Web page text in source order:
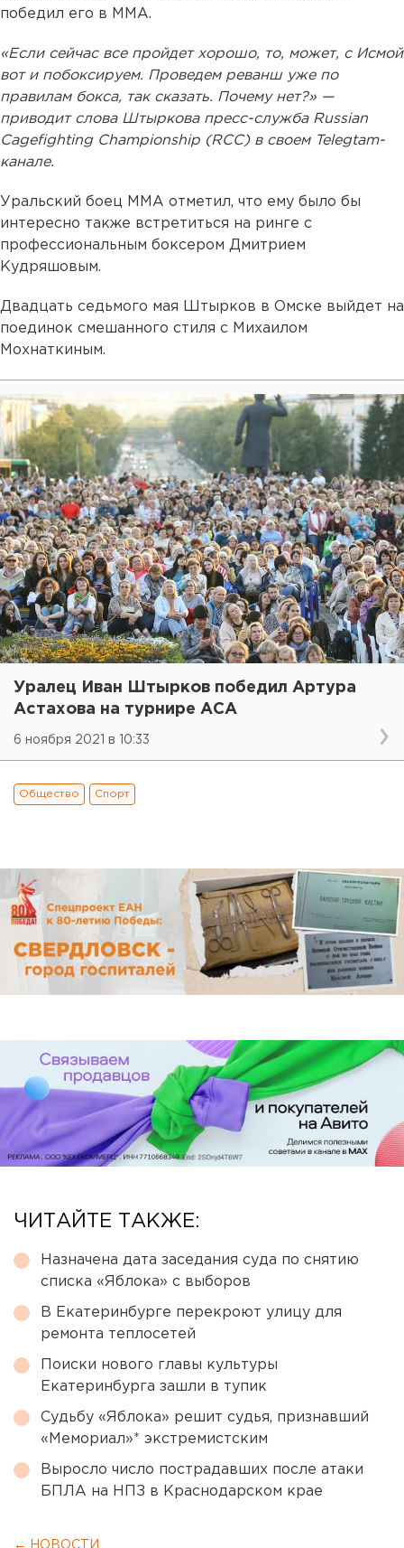
победил его в ММА.
«Если сейчас все пройдет хорошо, то, может, с Исмой
вот и побоксируем. Проведем реванш уже по
правилам бокса, так сказать. Почему нет?» —
приводит слова Штыркова пресс-служба Russian
Cagefighting Championship (RCC) в своем Telegtam-
канале.
Уральский боец ММА отметил, что ему было бы
интересно также встретиться на ринге с
профессиональным боксером Дмитрием
Кудряшовым.
Двадцать седьмого мая Штырков в Омске выйдет на
поединок смешанного стиля с Михаилом
Мохнаткиным.
Уралец Иван Штырков победил Артура
Астахова на турнире АСА
6 ноября 2021 в 10:33
Общество Спорт
ЧИТАЙТЕ ТАКЖЕ:
Назначена дата заседания суда по снятию
списка «Яблока» с выборов
В Екатеринбурге перекроют улицу для
ремонта теплосетей
Поиски нового главы культуры
Екатеринбурга зашли в тупик
Судьбу «Яблока» решит судья, признавший
«Мемориал»* экстремистским
Выросло число пострадавших после атаки
БПЛА на НПЗ в Краснодарском крае
← НОВОСТИ